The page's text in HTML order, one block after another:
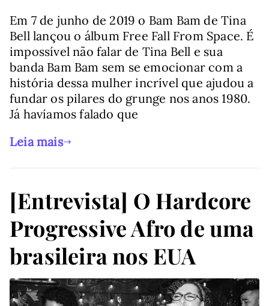
Em 7 de junho de 2019 o Bam Bam de Tina
Bell lançou o álbum Free Fall From Space. É
impossível não falar de Tina Bell e sua
banda Bam Bam sem se emocionar com a
história dessa mulher incrível que ajudou a
fundar os pilares do grunge nos anos 1980.
Já havíamos falado que
Leia mais
[Entrevista] O Hardcore
Progressive Afro de uma
brasileira nos EUA